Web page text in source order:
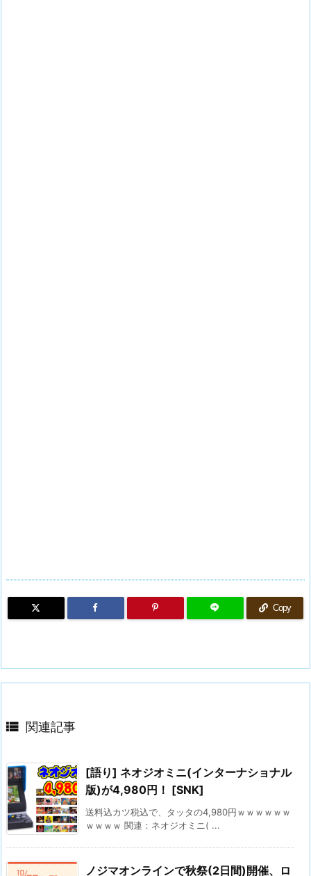
Copy
 関連記事
[語り] ネオジオミニ(インターナショナル
版)が4,980円！ [SNK]
送料込カツ税込で、タッタの4,980円ｗｗｗｗｗｗ
ｗｗｗｗ 関連：ネオジオミニ( ...
ノジマオンラインで秋祭(2日間)開催、ロ